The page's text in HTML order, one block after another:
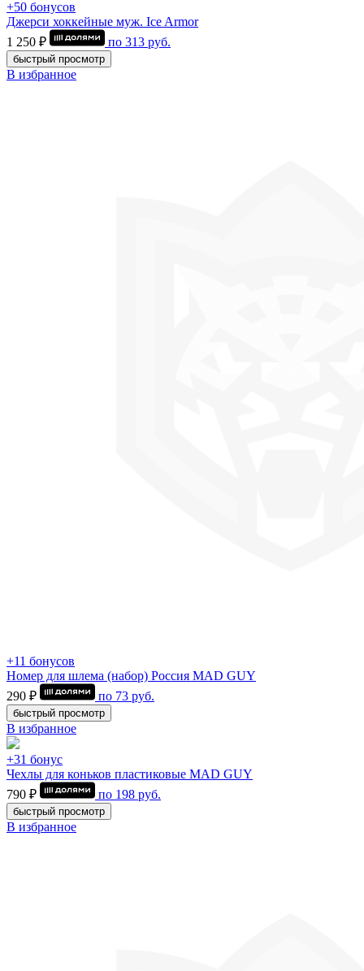
+50 бонусов
Джерси хоккейные муж. Ice Armor
1 250 ₽
по 313 руб.
быстрый просмотр
В избранное
+11 бонусов
Номер для шлема (набор) Россия MAD GUY
290 ₽
по 73 руб.
быстрый просмотр
В избранное
+31 бонус
Чехлы для коньков пластиковые MAD GUY
790 ₽
по 198 руб.
быстрый просмотр
В избранное